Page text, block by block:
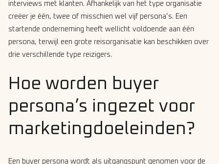
interviews met klanten. Afhankelijk van het type organisatie
creëer je één, twee of misschien wel vijf persona’s. Een
startende onderneming heeft wellicht voldoende aan één
persona, terwijl een grote reisorganisatie kan beschikken over
drie verschillende type reizigers.
Hoe worden buyer
persona’s ingezet voor
marketingdoeleinden?
Een buyer persona wordt als uitgangspunt genomen voor de